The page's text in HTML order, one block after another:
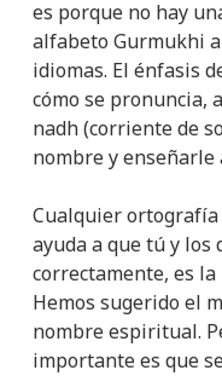
es porque no hay
alfabeto Gurmukhi
idiomas. El énfasis
cómo se pronuncia,
nadh (corriente de
nombre y
Cualquier ortografía
ayuda a que tú y
correctamente, es
Hemos sugerido el
nombre espiritual.
importante es que